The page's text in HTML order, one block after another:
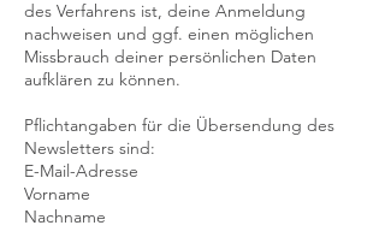
des Verfahrens ist, deine Anmeldung
nachweisen und ggf. einen möglichen
Missbrauch deiner persönlichen Daten
aufklären zu können.
Pflichtangaben für die Übersendung des
Newsletters sind:
E-Mail-Adresse
Vorname
Nachname